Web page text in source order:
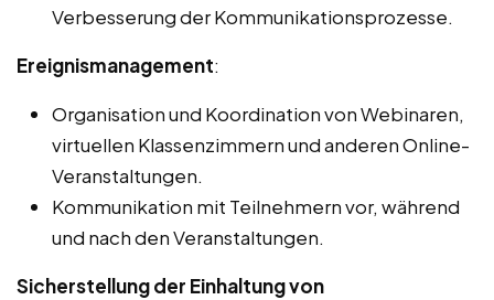
Verbesserung der Kommunikationsprozesse.
Ereignismanagement:
Organisation und Koordination von Webinaren,
virtuellen Klassenzimmern und anderen Online-
Veranstaltungen.
Kommunikation mit Teilnehmern vor, während
und nach den Veranstaltungen.
Sicherstellung der Einhaltung von